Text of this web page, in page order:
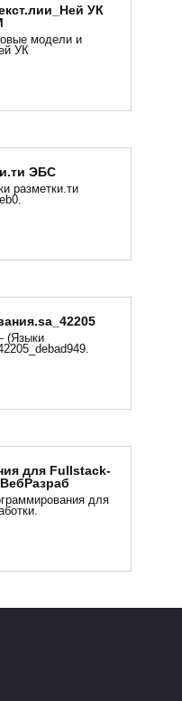
УК
модели и
УК
ЭБС
разметки.ти​
(Языки
для Fullstack-
для